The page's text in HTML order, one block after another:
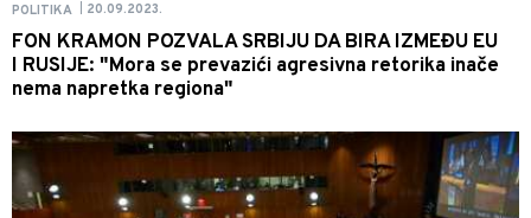
POLITIKA 20.09.2023.
FON KRAMON POZVALA SRBIJU DA BIRA IZMEĐU EU
I RUSIJE: "Mora se prevazići agresivna retorika inače
nema napretka regiona"